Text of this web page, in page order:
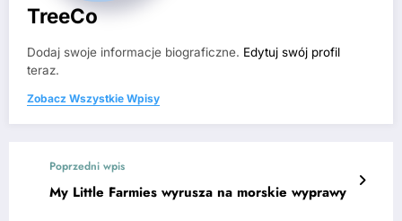
TreeCo
Dodaj swoje informacje biograficzne. Edytuj swój profil
teraz.
Zobacz Wszystkie Wpisy
Poprzedni wpis
My Little Farmies wyrusza na morskie wyprawy